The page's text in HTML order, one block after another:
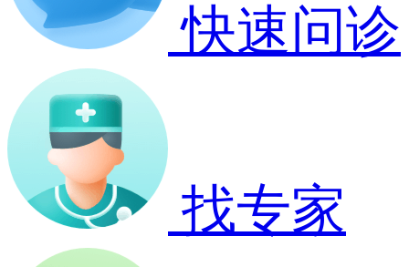
快速问诊
找专家